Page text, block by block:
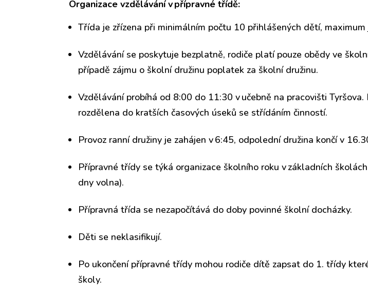
Organizace vzdělávání v přípravné třídě:
Třída je zřízena při minimálním počtu 10 přihlášených dětí, maximum
Vzdělávání se poskytuje bezplatně, rodiče platí pouze obědy ve
případě zájmu o školní družinu poplatek za školní družinu.
Vzdělávání probíhá od 8:00 do 11:30 v učebně na pracovišti Tyršova.
rozdělena do kratších časových úseků se střídáním činností.
Provoz ranní družiny je zahájen v 6:45, odpolední družina končí v
Přípravné třídy se týká organizace školního roku v základních
dny volna).
Přípravná třída se nezapočítává do doby povinné školní docházky.
Děti se neklasifikují.
Po ukončení přípravné třídy mohou rodiče dítě zapsat do 1. třídy
školy.